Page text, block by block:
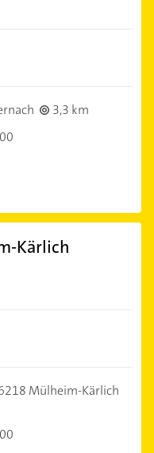
3,3 km
Kärlich
Mülheim-Kärlich